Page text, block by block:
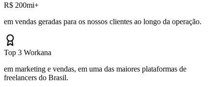
R$ 200mi+
em vendas geradas para os nossos clientes ao longo da operação.
Top 3 Workana
em marketing e vendas, em uma das maiores plataformas de
freelancers do Brasil.